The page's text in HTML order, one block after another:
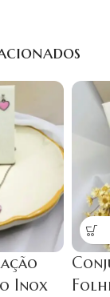
Inox